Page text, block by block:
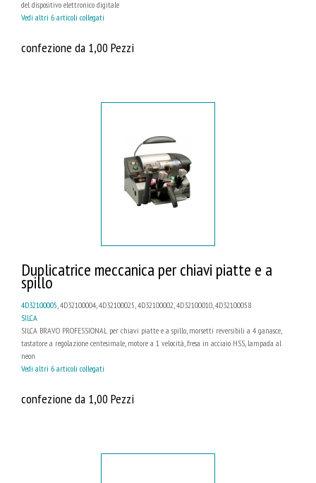
del dispositivo elettronico digitale
Vedi altri 6 articoli collegati
confezione da 1,00 Pezzi
Duplicatrice meccanica per chiavi piatte e a
spillo
4D32100005, 4D32100004, 4D32100025, 4D32100002, 4D32100010, 4D32100058
SILCA
SILCA BRAVO PROFESSIONAL per chiavi piatte e a spillo, morsetti reversibili a 4 ganasce,
tastatore a regolazione centesimale, motore a 1 velocità, fresa in acciaio HSS, lampada al
neon
Vedi altri 6 articoli collegati
confezione da 1,00 Pezzi